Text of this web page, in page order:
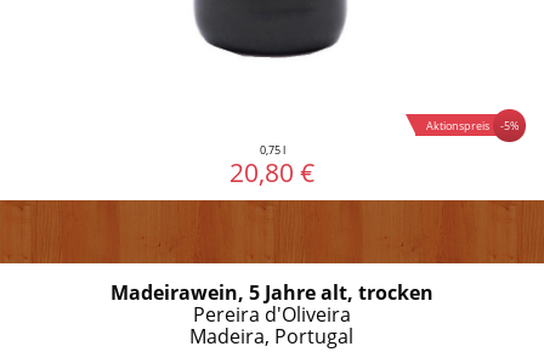
-5%
Aktionspreis
0,75 l
20,80 €
Madeirawein, 5 Jahre alt, trocken
Pereira d'Oliveira
Madeira, Portugal